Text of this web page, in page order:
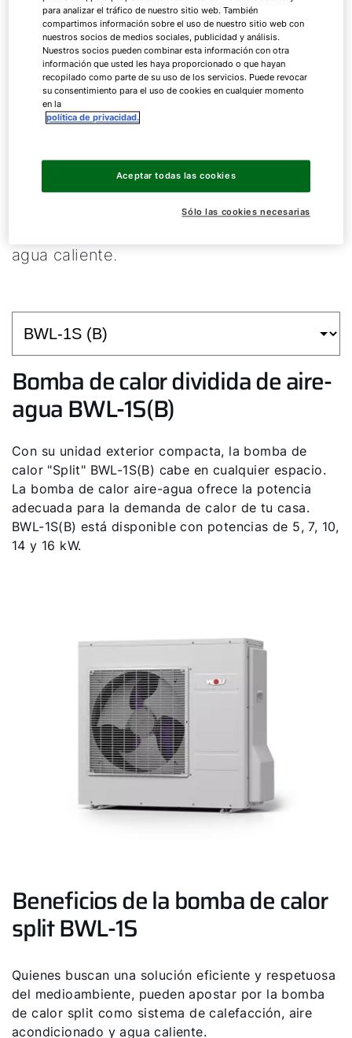
Flexibilidad de bombas de
calor Split
está disponible en dos variantes: como
sistema único de calefacción y aire
acondicionado o en combinación con un
agua caliente.
Bomba de calor dividida de aire-
agua BWL-1S(B)
Con su unidad exterior compacta, la bomba de
calor "Split" BWL-1S(B) cabe en cualquier espacio.
La bomba de calor aire-agua ofrece la potencia
adecuada para la demanda de calor de tu casa.
BWL-1S(B) está disponible con potencias de 5, 7, 10,
14 y 16 kW.
Beneficios de la bomba de calor
split BWL-1S
Quienes buscan una solución eficiente y respetuosa
del medioambiente, pueden apostar por la bomba
de calor split como sistema de calefacción, aire
acondicionado y agua caliente.
para analizar el tráfico de nuestro sitio web. También
compartimos información sobre el uso de nuestro sitio web con
nuestros socios de medios sociales, publicidad y análisis.
Nuestros socios pueden combinar esta información con otra
información que usted les haya proporcionado o que hayan
recopilado como parte de su uso de los servicios. Puede revocar
su consentimiento para el uso de cookies en cualquier momento
en la
política de privacidad.
Sólo las cookies necesarias
Aceptar todas las cookies